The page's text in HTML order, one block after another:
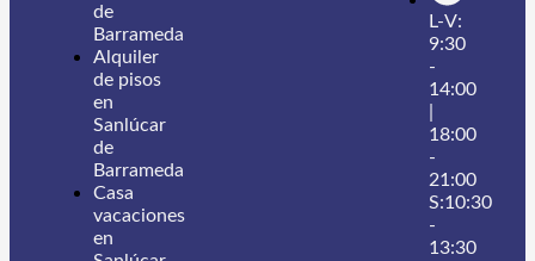
de
Barrameda
Alquiler
de pisos
en
Sanlúcar
de
Barrameda
Casa
vacaciones
en
L-V:
9:30
-
14:00
18:00
-
21:00
S:10:30
-
13:30